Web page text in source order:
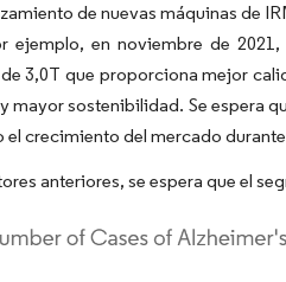
de nuevas máquinas de
ejemplo, en noviembre de
3,0T que proporciona mejor
mayor sostenibilidad. Se espera
crecimiento del mercado
anteriores, se espera que el